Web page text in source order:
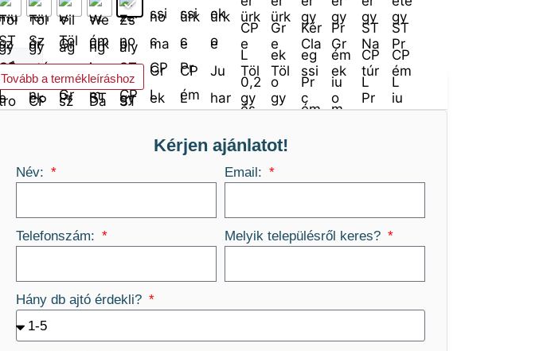
Kosárba teszem
Tovább a termékleíráshoz
Kérjen ajánlatot!
Név: Email:
Telefonszám: Melyik településről keres?
Hány db ajtó érdekli?